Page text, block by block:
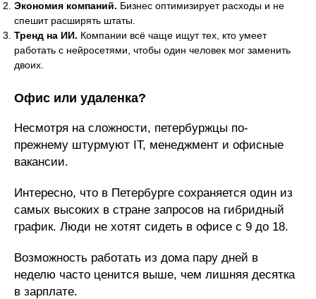
Экономия компаний. Бизнес оптимизирует расходы и не
спешит расширять штаты.
Тренд на ИИ. Компании всё чаще ищут тех, кто умеет
работать с нейросетями, чтобы один человек мог заменить
двоих.
Офис или удаленка?
Несмотря на сложности, петербуржцы по-
прежнему штурмуют IT, менеджмент и офисные
вакансии.
Интересно, что в Петербурге сохраняется один из
самых высоких в стране запросов на гибридный
график. Люди не хотят сидеть в офисе с 9 до 18.
Возможность работать из дома пару дней в
неделю часто ценится выше, чем лишняя десятка
в зарплате.